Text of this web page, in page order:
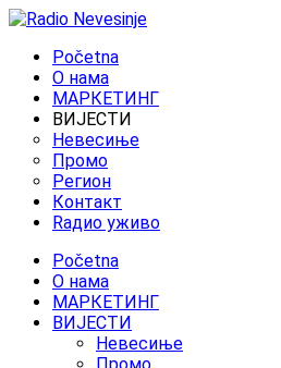
Početna
O нама
МАРКЕТИНГ
ВИЈЕСТИ
Невесиње
Промо
Регион
Контакт
Rадио уживо
Početna
O нама
МАРКЕТИНГ
ВИЈЕСТИ
Невесиње